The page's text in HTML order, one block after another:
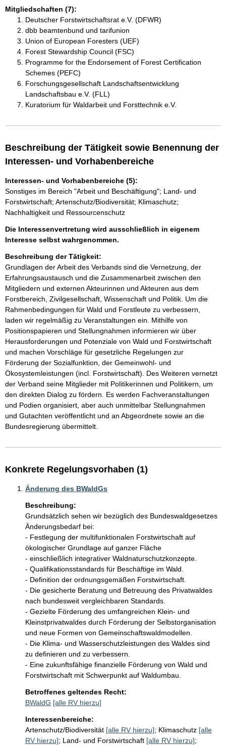
Mitgliedschaften (7):
Deutscher Forstwirtschaftsrat e.V. (DFWR)
dbb beamtenbund und tarifunion
Union of European Foresters (UEF)
Forest Stewardship Council (FSC)
Programme for the Endorsement of Forest Certification
Schemes (PEFC)
Forschungsgesellschaft Landschaftsentwicklung
Landschaftsbau e.V. (FLL)
Kuratorium für Waldarbeit und Forsttechnik e.V.
Beschreibung der Tätigkeit sowie Benennung der
Interessen- und Vorhabenbereiche
Interessen- und Vorhabenbereiche (5):
Sonstiges im Bereich "Arbeit und Beschäftigung"; Land- und
Forstwirtschaft; Artenschutz/Biodiversität; Klimaschutz;
Nachhaltigkeit und Ressourcenschutz
Die Interessenvertretung wird ausschließlich in eigenem
Interesse selbst wahrgenommen.
Beschreibung der Tätigkeit:
Grundlagen der Arbeit des Verbands sind die Vernetzung, der
Erfahrungsaustausch und die Zusammenarbeit zwischen den
Mitgliedern und externen Akteurinnen und Akteuren aus dem
Forstbereich, Zivilgesellschaft, Wissenschaft und Politik. Um die
Rahmenbedingungen für Wald und Forstleute zu verbessern,
laden wir regelmäßig zu Veranstaltungen ein. Mithilfe von
Positionspapieren und Stellungnahmen informieren wir über
Herausforderungen und Potenziale von Wald und Forstwirtschaft
und machen Vorschläge für gesetzliche Regelungen zur
Förderung der Sozialfunktion, der Gemeinwohl- und
Ökosystemleistungen (incl. Forstwirtschaft). Des Weiteren vernetzt
der Verband seine Mitglieder mit Politikerinnen und Politikern, um
den direkten Dialog zu fördern. Es werden Fachveranstaltungen
und Podien organisiert, aber auch unmittelbar Stellungnahmen
und Gutachten veröffentlicht und an Abgeordnete sowie an die
Bundesregierung übermittelt.
Konkrete Regelungsvorhaben (1)
Änderung des BWaldGs
Beschreibung:
Grundsätzlich sehen wir bezüglich des Bundeswaldgesetzes
Änderungsbedarf bei:
- Festlegung der multifunktionalen Forstwirtschaft auf
ökologischer Grundlage auf ganzer Fläche
- einschließlich integrativer Waldnaturschutzkonzepte.
- Qualifikationsstandards für Beschäftige im Wald.
- Definition der ordnungsgemäßen Forstwirtschaft.
- Die gesicherte Beratung und Betreuung des Privatwaldes
nach bundesweit vergleichbaren Standards.
- Gezielte Förderung des umfangreichen Klein- und
Kleinstprivatwaldes durch Förderung der Selbstorganisation
und neue Formen von Gemeinschaftswaldmodellen.
- Die Klima- und Wasserschutzleistungen des Waldes sind
zu definieren und zu verbessern.
- Eine zukunftsfähige finanzielle Förderung von Wald und
Betroffenes geltendes Recht:
BWaldG [alle RV hierzu]
Interessenbereiche:
Artenschutz/Biodiversität [alle RV hierzu]; Klimaschutz [alle
RV hierzu]; Land- und Forstwirtschaft [alle RV hierzu];